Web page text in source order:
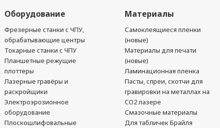
Оборудование
Фрезерные станки с ЧПУ,
обрабатывающие центры
Токарные станки с ЧПУ
Планшетные режущие
плоттеры
Лазерные гравёры и
раскройщики
Электроэрозионное
оборудование
Плоскошлифовальные
Материалы
Самоклеящиеся пленки
(новые)
Материалы для печати
(новые)
Ламинационная пленка
Пасты, спреи, скотчи для
гравировки на металлах на
CO2 лазере
Смазочные материалы
Для табличек Брайля